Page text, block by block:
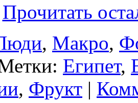
Прочитать
, Макро,
Египет,
, Фрукт |